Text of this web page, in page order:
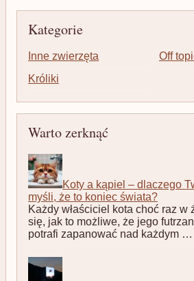
Kategorie
Inne zwierzęta
Króliki
Off
Warto zerknąć
Koty a kąpiel – dlaczego
myśli, że to koniec świata?
Każdy właściciel kota choć raz w
się, jak to możliwe, że jego
potrafi zapanować nad każdym …